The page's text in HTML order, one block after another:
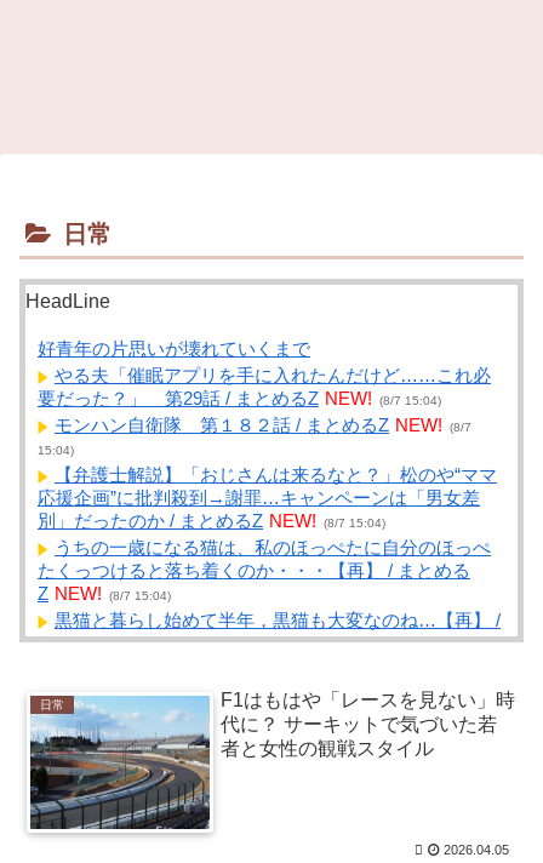
日常
HeadLine
好青年の片思いが壊れていくまで
やる夫「催眠アプリを手に入れたんだけど……これ必
要だった？」 第29話 / まとめるZ NEW! (8/7 15:04)
モンハン自衛隊 第１８２話 / まとめるZ NEW!
(8/7
15:04)
【弁護士解説】「おじさんは来るなと？」松のや“ママ
応援企画”に批判殺到→謝罪…キャンペーンは「男女差
別」だったのか / まとめるZ NEW! (8/7 15:04)
うちの一歳になる猫は、私のほっぺたに自分のほっぺ
たくっつけると落ち着くのか・・・【再】 / まとめる
Z NEW! (8/7 15:04)
黒猫と暮らし始めて半年，黒猫も大変なのね…【再】 /
まとめるZ NEW! (8/7 15:04)
りそう？もし作ったら / 2chまとめアンテナ！
NEW!
(8/7
14:46)
【芸能】鈴木奈々「垂れてたバストが上がった！」
「今が一番バスト大きい！」 下着姿を公開、豊満な美
バストを披露 [冬月記者★] / 2chまとめアンテナ！
(8/7 14:46)
【巨人対ヤクルト17回戦】ヤクルト・長岡、巨人・ハ
日常
F1はもはや「レースを見ない」時
代に？ サーキットで気づいた若
者と女性の観戦スタイル
2026.04.05